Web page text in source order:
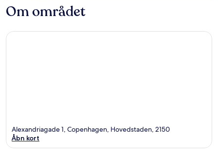
Om området
Alexandriagade 1, Copenhagen, Hovedstaden, 2150
Åbn kort